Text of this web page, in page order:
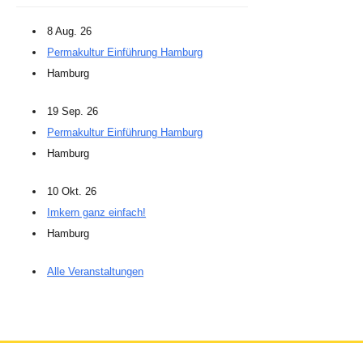
8 Aug. 26
Permakultur Einführung Hamburg
Hamburg
19 Sep. 26
Permakultur Einführung Hamburg
Hamburg
10 Okt. 26
Imkern ganz einfach!
Hamburg
Alle Veranstaltungen